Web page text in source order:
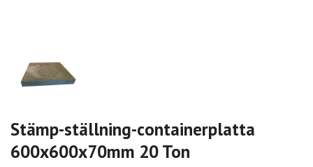
Stämp-ställning-containerplatta
600x600x70mm 20 Ton